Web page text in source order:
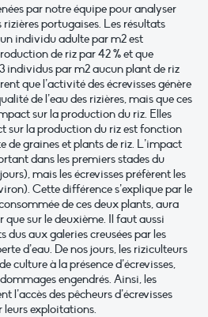
par notre équipe pour analyser
rizières portugaises. Les résultats
individu adulte par m2 est
de riz par 42 % et que
individus par m2 aucun plant de riz
que l’activité des écrevisses génère
de l’eau des rizières, mais que ces
sur la production du riz. Elles
sur la production du riz est fonction
de graines et plants de riz. L’impact
dans les premiers stades du
mais les écrevisses préfèrent les
Cette différence s’explique par le
de ces deux plants, aura
que sur le deuxième. Il faut aussi
dus aux galeries creusées par les
d’eau. De nos jours, les riziculteurs
culture à la présence d’écrevisses,
engendrés. Ainsi, les
des pêcheurs d’écrevisses
exploitations.